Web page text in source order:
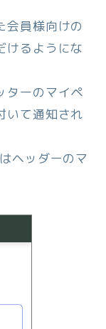
会員様向けの
けるようにな
ターのマイペ
いて通知され
ヘッダーのマ